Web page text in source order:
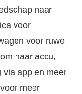
naar
voor
voor ruwe
naar accu,
via app en meer
meer